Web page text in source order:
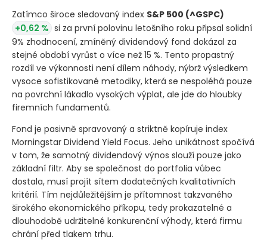
Zatímco široce sledovaný index S&P 500 (^GSPC)
+0,62 % si za první polovinu letošního roku připsal solidní
9% zhodnocení, zmíněný dividendový fond dokázal za
stejné období vyrůst o více než 15 %. Tento propastný
rozdíl ve výkonnosti není dílem náhody, nýbrž výsledkem
vysoce sofistikované metodiky, která se nespoléhá pouze
na povrchní lákadlo vysokých výplat, ale jde do hloubky
firemních fundamentů.
Fond je pasivně spravovaný a striktně kopíruje index
Morningstar Dividend Yield Focus. Jeho unikátnost spočívá
v tom, že samotný dividendový výnos slouží pouze jako
základní filtr. Aby se společnost do portfolia vůbec
dostala, musí projít sítem dodatečných kvalitativních
kritérií. Tím nejdůležitějším je přítomnost takzvaného
širokého ekonomického příkopu, tedy prokazatelné a
dlouhodobě udržitelné konkurenční výhody, která firmu
chrání před tlakem trhu.